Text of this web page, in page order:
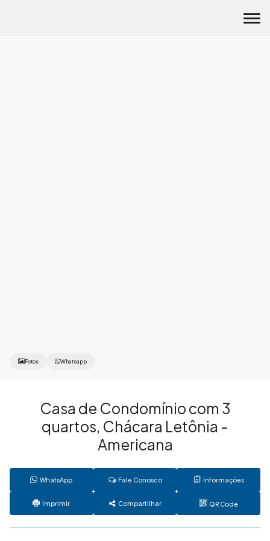
Fotos Whatsapp
Casa de Condomínio com 3
quartos, Chácara Letônia -
Americana
WhatsApp Fale Conosco Informações
Imprimir Compartilhar QR Code